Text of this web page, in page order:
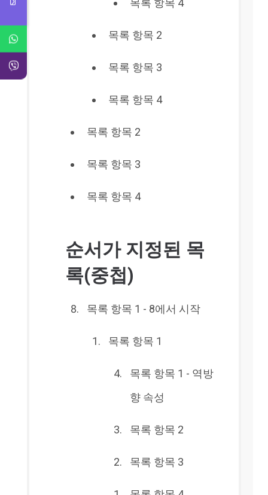
목록 항목 4
목록 항목 2
목록 항목 3
목록 항목 4
목록 항목 2
목록 항목 3
목록 항목 4
순서가 지정된 목
록(중첩)
목록 항목 1 - 8에서 시작
목록 항목 1
목록 항목 1 - 역방
향 속성
목록 항목 2
목록 항목 3